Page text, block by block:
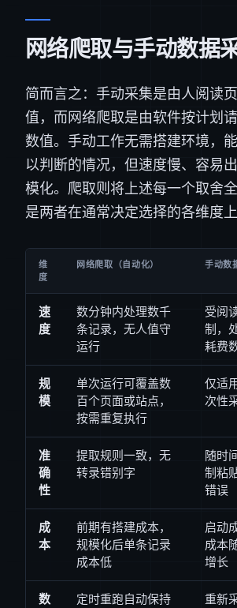
网络爬取与手动数据
简而言之：手动采集是由人阅读
值，而网络爬取是由软件按计划
数值。手动工作无需搭建环境，
以判断的情况，但速度慢、容易
模化。爬取则将上述每一个取舍
是两者在通常决定选择的各维度上
维
度
网络爬取（自动化） 手动数
速
度
数分钟内处理数千
条记录，无人值守
运行
受阅
制，
耗费
规
模
单次运行可覆盖数
百个页面或站点，
按需重复执行
仅适
次性
准
确
性
提取规则一致，无
转录错别字
随时
制粘
错误
成
本
前期有搭建成本，
规模化后单条记录
成本低
启动
成本
增长
数
定时重跑自动保持
重新